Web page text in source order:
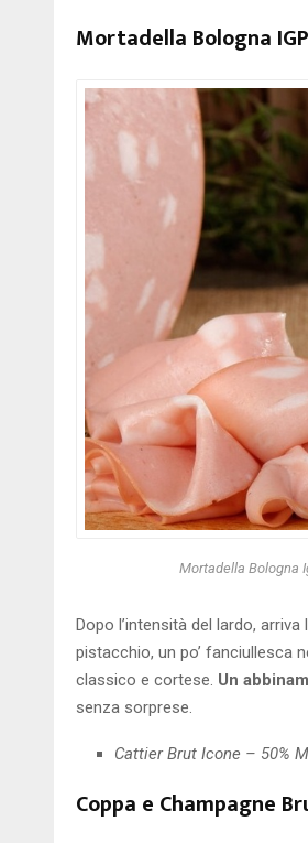
Mortadella Bologna
Mortadella Bologna
Dopo l’intensità del lardo,
pistacchio, un po’ fanciullesca
classico e cortese. Un
senza sorprese.
Cattier Brut Icone – 50%
Coppa e Champagne